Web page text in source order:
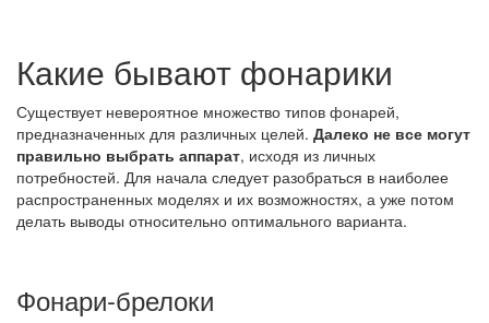
Какие бывают фонарики
Существует невероятное множество типов фонарей,
предназначенных для различных целей. Далеко не все могут
правильно выбрать аппарат, исходя из личных
потребностей. Для начала следует разобраться в наиболее
распространенных моделях и их возможностях, а уже потом
делать выводы относительно оптимального варианта.
Фонари-брелоки